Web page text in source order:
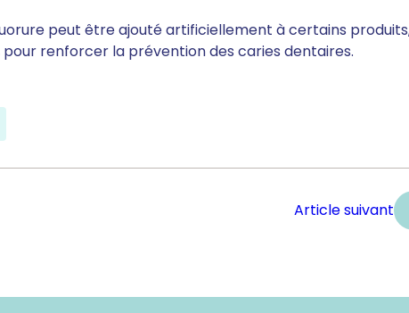
peut être ajouté artificiellement à certains
renforcer la prévention des caries dentaires.
Article suivant